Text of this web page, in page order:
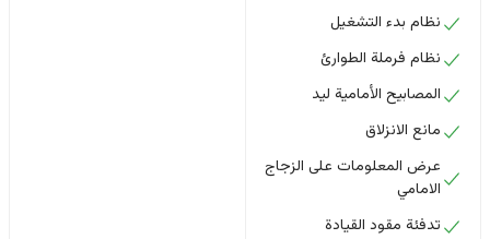
نظام بدء التشغيل
نظام فرملة الطوارئ
المصابيح الأمامية ليد
مانع الانزلاق
عرض المعلومات على الزجاج
الامامي
تدفئة مقود القيادة